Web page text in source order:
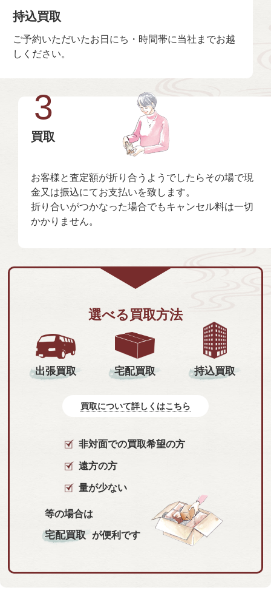
持込買取
ご予約いただいたお日にち・時間帯に当社までお越
しください。
3
買取
お客様と査定額が折り合うようでしたらその場で現
金又は振込にてお支払いを致します。
折り合いがつかなった場合でもキャンセル料は一切
かかりません。
選べる買取方法
出張買取 宅配買取 持込買取
買取について詳しくはこちら
非対面での買取希望の方
遠方の方
量が少ない
等の場合は
宅配買取 が便利です